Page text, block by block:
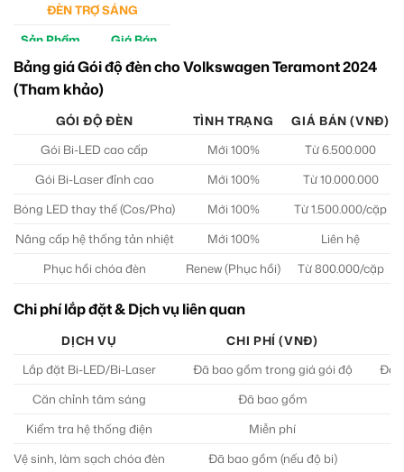
ĐÈN TRỢ SÁNG
Sản Phẩm
Giá Bán
M30 Ultra
4tr5
Aozoom EX3
Bảng giá Gói độ đèn cho Volkswagen Teramont 2024
(Tham khảo)
GÓI ĐỘ ĐÈN TÌNH TRẠNG
GIÁ BÁN (VNĐ)
Gói Bi-LED cao cấp
Mới 100%
Từ 6.500.000
Gói Bi-Laser đỉnh cao
Mới 100% Từ 10.000.000
Bóng LED thay thế (Cos/Pha)
Mới 100%
Từ 1.500.000/cặp
Nâng cấp hệ thống tản nhiệt
Mới 100%
Liên hệ
Phục hồi chóa đèn
Renew (Phục hồi) Từ 800.000/cặp
Chi phí lắp đặt & Dịch vụ liên quan
DỊCH VỤ
CHI PHÍ (VNĐ)
Lắp đặt Bi-LED/Bi-Laser
Đã bao gồm trong giá gói độ
Căn chỉnh tâm sáng
Đã bao gồm
Kiểm tra hệ thống điện
Miễn phí
Vệ sinh, làm sạch chóa đèn
Đã bao gồm (nếu độ bi)